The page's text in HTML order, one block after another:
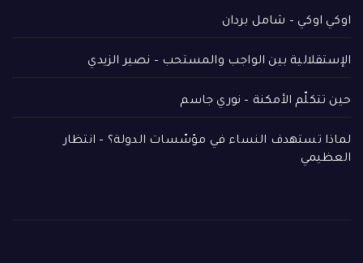
اوكي اوكي – شامل بردان
الإستقلالية بين الواجب والمستحب – نصير الزيدي
حين تتكلّم الأمكنة – نوري جاسم
لماذا تستهدف النساء في مؤسّسات الدولة؟ – انتظار
العظيمي